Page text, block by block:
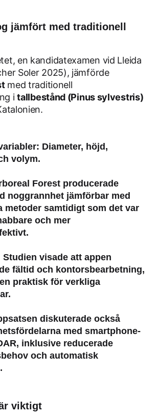
jämfört med traditionell
en kandidatexamen vid Lleida
Soler 2025), jämförde
med traditionell
itallbestånd (Pinus sylvestris)
: Diameter, höjd,
volym.
Forest producerade
noggrannhet jämförbar med
metoder samtidigt som det var
och mer
Studien visade att appen
fältid och kontorsbearbetning,
praktisk för verkliga
diskuterade också
med smartphone-
inklusive reducerade
och automatisk
viktigt